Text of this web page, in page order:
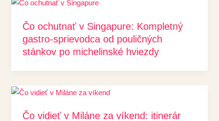
Čo ochutnať v Singapure: Kompletný
gastro-sprievodca od pouličných
stánkov po michelinské hviezdy
Čo vidieť v Miláne za víkend: itinerár